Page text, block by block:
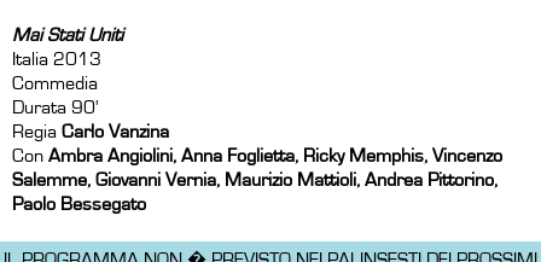
Mai Stati Uniti
Italia 2013
Commedia
Durata 90'
Regia Carlo Vanzina
Con Ambra Angiolini, Anna Foglietta, Ricky Memphis, Vincenzo
Salemme, Giovanni Vernia, Maurizio Mattioli, Andrea Pittorino,
Paolo Bessegato